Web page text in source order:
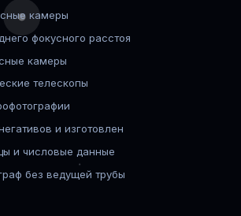
камеры
фокусного расстоя
камеры
телескопы
и изготовлен
и числовые данные
без ведущей трубы